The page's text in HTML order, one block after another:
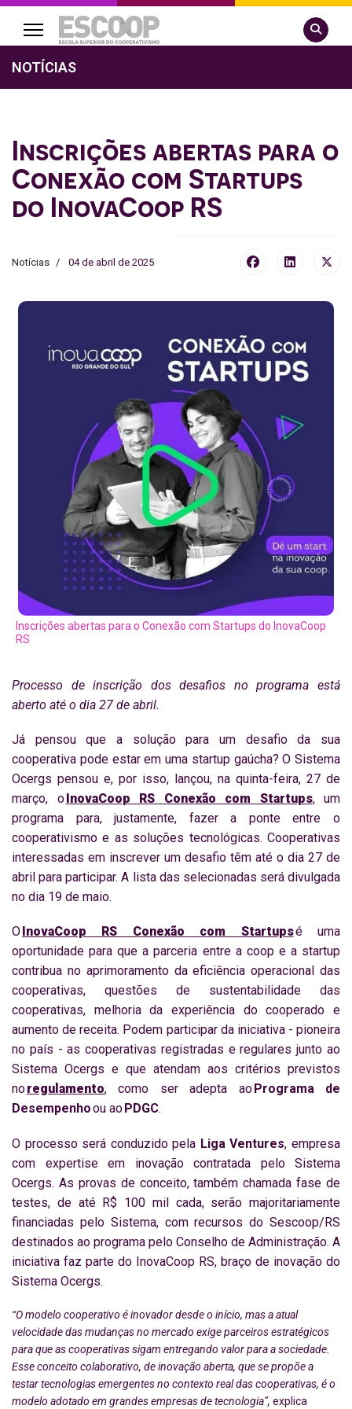
Pesquisar
NOTÍCIAS
Inscrições abertas para o
Conexão com Startups
do InovaCoop RS
Notícias 04 de abril de 2025
Inscrições abertas para o Conexão com Startups do InovaCoop
RS
Processo de inscrição dos desafios no programa está
aberto até o dia 27 de abril.
Já pensou que a solução para um desafio da sua
cooperativa pode estar em uma startup gaúcha? O Sistema
Ocergs pensou e, por isso, lançou, na quinta-feira, 27 de
março, o InovaCoop RS Conexão com Startups, um
programa para, justamente, fazer a ponte entre o
cooperativismo e as soluções tecnológicas. Cooperativas
interessadas em inscrever um desafio têm até o dia 27 de
abril para participar. A lista das selecionadas será divulgada
no dia 19 de maio.
O InovaCoop RS Conexão com Startupsé uma
oportunidade para que a parceria entre a coop e a startup
contribua no aprimoramento da eficiência operacional das
cooperativas, questões de sustentabilidade das
cooperativas, melhoria da experiência do cooperado e
aumento de receita. Podem participar da iniciativa - pioneira
no país - as cooperativas registradas e regulares junto ao
Sistema Ocergs e que atendam aos critérios previstos
noregulamento, como ser adepta ao Programa de
Desempenhoou ao PDGC.
O processo será conduzido pela Liga Ventures, empresa
com expertise em inovação contratada pelo Sistema
Ocergs. As provas de conceito, também chamada fase de
testes, de até R$ 100 mil cada, serão majoritariamente
financiadas pelo Sistema, com recursos do Sescoop/RS
destinados ao programa pelo Conselho de Administração. A
iniciativa faz parte do InovaCoop RS, braço de inovação do
Sistema Ocergs.
“O modelo cooperativo é inovador desde o início, mas a atual
velocidade das mudanças no mercado exige parceiros estratégicos
para que as cooperativas sigam entregando valor para a sociedade.
Esse conceito colaborativo, de inovação aberta, que se propõe a
testar tecnologias emergentes no contexto real das cooperativas, é o
modelo adotado em grandes empresas de tecnologia”, explica